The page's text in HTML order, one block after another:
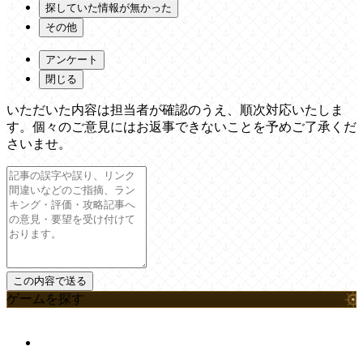
探していた情報が無かった
その他
アンケート
閉じる
いただいた内容は担当者が確認のうえ、順次対応いたしま
す。個々のご意見にはお返事できないことを予めご了承くだ
さいませ。
ゲームを探す